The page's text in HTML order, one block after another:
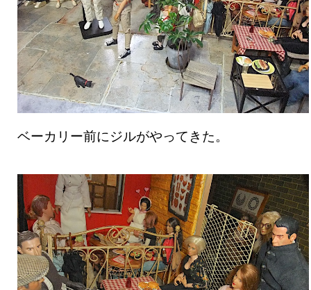
ベーカリー前にジルがやってきた。